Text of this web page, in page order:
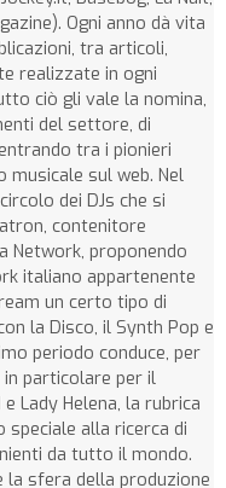
Ogni anno dà vita
tra articoli,
realizzate in ogni
ciò gli vale la nomina,
del settore, di
tra i pionieri
musicale sul web. Nel
dei DJs che si
contenitore
Network, proponendo
italiano appartenente
un certo tipo di
la Disco, il Synth Pop e
periodo conduce, per
particolare per il
Lady Helena, la rubrica
speciale alla ricerca di
da tutto il mondo.
la sfera della produzione